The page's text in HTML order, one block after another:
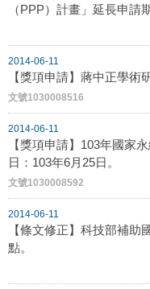
（PPP）計畫」延長申請
2014-06-11
【獎項申請】蔣中正學術
文號1030008516
2014-06-11
【獎項申請】103年國家
日：103年6月25日。
文號1030008592
2014-06-11
【條文修正】科技部補
點。